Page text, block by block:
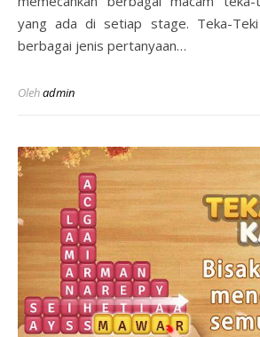
yang ada di setiap stage. Teka-
berbagai jenis pertanyaan…
Olehadmin